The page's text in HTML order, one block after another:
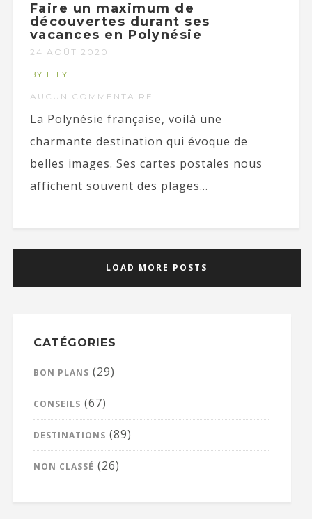
Faire un maximum de
découvertes durant ses
vacances en Polynésie
24 AOÛT 2020
BY LILY
AUCUN COMMENTAIRE
La Polynésie française, voilà une
charmante destination qui évoque de
belles images. Ses cartes postales nous
affichent souvent des plages...
LOAD MORE POSTS
CATÉGORIES
BON PLANS (29)
CONSEILS (67)
DESTINATIONS (89)
NON CLASSÉ (26)